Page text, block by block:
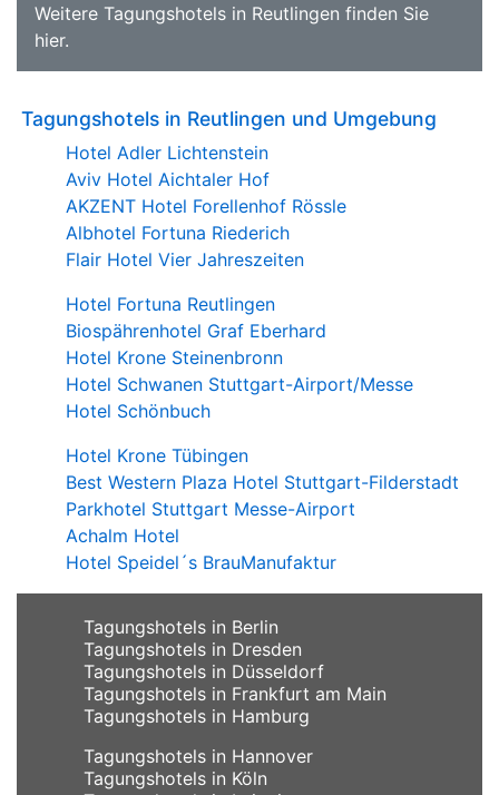
Weitere Tagungshotels in Reutlingen finden Sie
hier.
Tagungshotels in Reutlingen und Umgebung
Hotel Adler Lichtenstein
Aviv Hotel Aichtaler Hof
AKZENT Hotel Forellenhof Rössle
Albhotel Fortuna Riederich
Flair Hotel Vier Jahreszeiten
Hotel Fortuna Reutlingen
Biospährenhotel Graf Eberhard
Hotel Krone Steinenbronn
Hotel Schwanen Stuttgart-Airport/Messe
Hotel Schönbuch
Hotel Krone Tübingen
Best Western Plaza Hotel Stuttgart-Filderstadt
Parkhotel Stuttgart Messe-Airport
Achalm Hotel
Hotel Speidel´s BrauManufaktur
Tagungshotels in Berlin
Tagungshotels in Dresden
Tagungshotels in Düsseldorf
Tagungshotels in Frankfurt am Main
Tagungshotels in Hamburg
Tagungshotels in Hannover
Tagungshotels in Köln